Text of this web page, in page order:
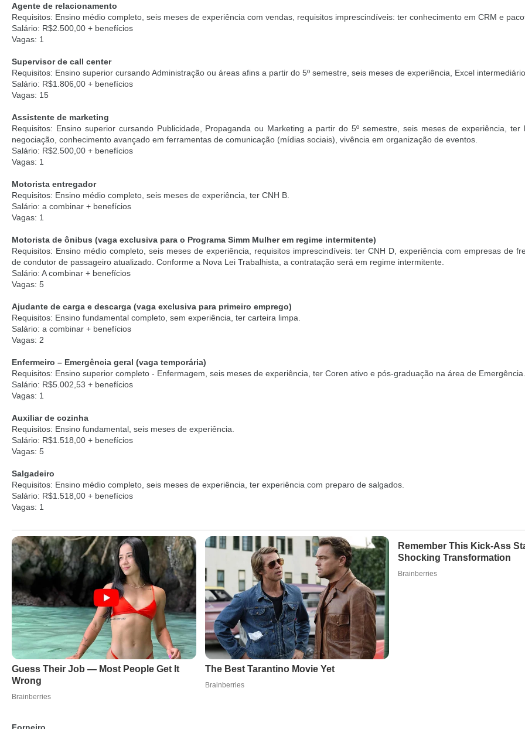
Agente de relacionamento
Requisitos: Ensino médio completo, seis meses de experiência com vendas, requisitos imprescindíveis: ter conhecimento em CRM e
Salário: R$2.500,00 + benefícios
Vagas: 1
Supervisor de call center
Requisitos: Ensino superior cursando Administração ou áreas afins a partir do 5º semestre, seis meses de experiência, Excel
Salário: R$1.806,00 + benefícios
Vagas: 15
Assistente de marketing
Requisitos: Ensino superior cursando Publicidade, Propaganda ou Marketing a partir do 5º semestre, seis meses de experiência, ter
negociação, conhecimento avançado em ferramentas de comunicação (mídias sociais), vivência em organização de eventos.
Salário: R$2.500,00 + benefícios
Vagas: 1
Motorista entregador
Requisitos: Ensino médio completo, seis meses de experiência, ter CNH B.
Salário: a combinar + benefícios
Vagas: 1
Motorista de ônibus (vaga exclusiva para o Programa Simm Mulher em regime intermitente)
Requisitos: Ensino médio completo, seis meses de experiência, requisitos imprescindíveis: ter CNH D, experiência com empresas de
de condutor de passageiro atualizado. Conforme a Nova Lei Trabalhista, a contratação será em regime intermitente.
Salário: A combinar + benefícios
Vagas: 5
Ajudante de carga e descarga (vaga exclusiva para primeiro emprego)
Requisitos: Ensino fundamental completo, sem experiência, ter carteira limpa.
Salário: a combinar + benefícios
Vagas: 2
Enfermeiro – Emergência geral (vaga temporária)
Requisitos: Ensino superior completo - Enfermagem, seis meses de experiência, ter Coren ativo e pós-graduação na área de Emergência.
Salário: R$5.002,53 + benefícios
Vagas: 1
Auxiliar de cozinha
Requisitos: Ensino fundamental, seis meses de experiência.
Salário: R$1.518,00 + benefícios
Vagas: 5
Salgadeiro
Requisitos: Ensino médio completo, seis meses de experiência, ter experiência com preparo de salgados.
Salário: R$1.518,00 + benefícios
Vagas: 1
Forneiro